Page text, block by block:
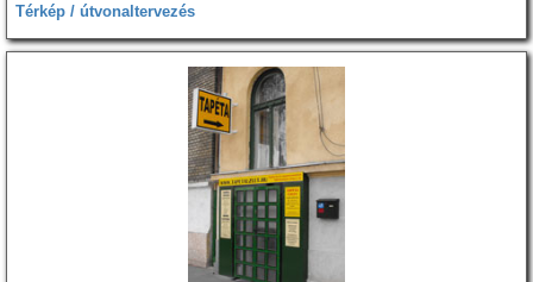
Térkép / útvonaltervezés